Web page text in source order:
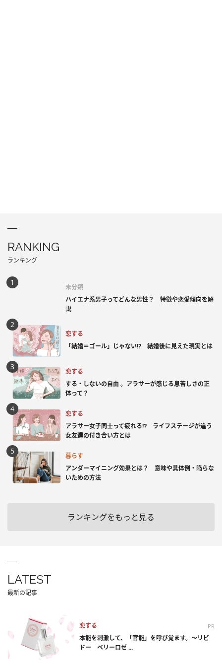
RANKING
ランキング
未分類
ハイエナ系男子ってどんな男性？ 特徴や恋愛傾向を解
説
恋する
「結婚＝ゴール」じゃない⁉ 結婚後に見えた現実とは
恋する
する・しないの自由 。アラサーが感じる息苦しさの正
体って？
恋する
アラサー女子同士って疲れる⁉ ライフステージが違う
女友達の付き合い方とは
暮らす
アンダーマイニング効果とは？ 意味や具体例・陥らな
いための方法
ランキングをもっと見る
LATEST
最新の記事
恋する PR
本能を刺激して、「官能」を呼び覚ます。～リビ
ドー ベリーロゼ ...